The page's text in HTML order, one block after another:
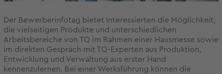
Der Bewerberinfotag bietet Interessierten die Möglichkeit,
die vielseitigen Produkte und unterschiedlichen
Arbeitsbereiche von TQ im Rahmen einer Hausmesse sowie
im direkten Gespräch mit TQ-Experten aus Produktion,
Entwicklung und Verwaltung aus erster Hand
kennenzulernen. Bei einer Werksführung können die